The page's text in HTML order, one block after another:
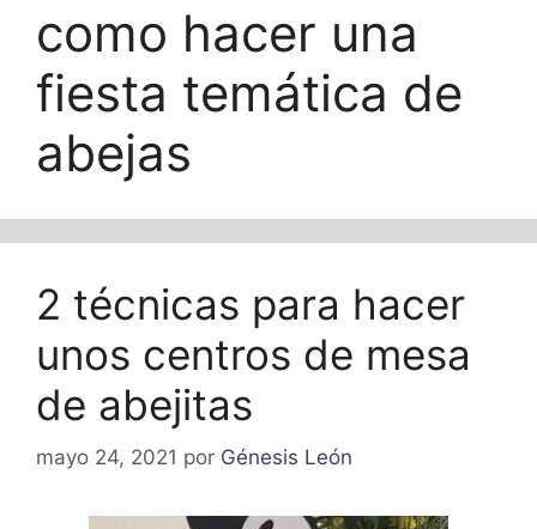
como hacer una
fiesta temática de
abejas
2 técnicas para hacer
unos centros de mesa
de abejitas
mayo 24, 2021 por Génesis León